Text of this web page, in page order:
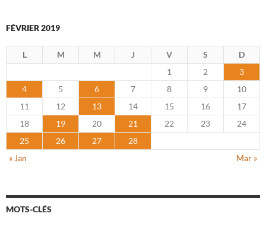
FÉVRIER 2019
L M M J V S
D
1
2
3
4
5 6 7 8 9
10
11
12 13 14 15 16
17
18
19 20 21 22 23
24
25
26 27
28
« Jan
Mar »
MOTS-CLÉS